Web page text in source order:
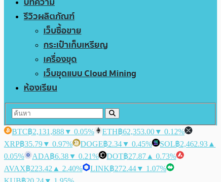
รีวิวผลิตภัณฑ์
เว็บซื้อขาย
กระเป๋าเก็บเหรียญ
เครื่องขุด
เว็บขุดแบบ Cloud Mining
ห้องเรียน
BTC฿2,131,888▼ 0.05% ETH฿62,353.00▼ 0.12%
XRP฿35.79▼ 0.97% DOGE฿2.34▼ 0.45% SOL฿2,462.93 ▲
0.05%
ADA฿6.38▼ 0.21% DOT฿27.87 ▲ 0.73%
AVAX฿223.42 ▲ 2.40% LINK฿272.44▼ 1.07%